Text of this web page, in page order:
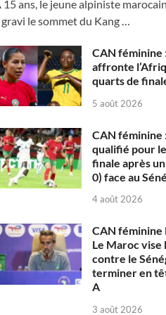
15 ans, le jeune alpiniste marocain
gravi le sommet du Kang …
CAN féminine
affronte
quarts de
5 août 2026
CAN féminine
qualifié pour
finale après
0) face au
4 août 2026
CAN féminine
Le Maroc vise
contre le
terminer en
A
3 août 2026